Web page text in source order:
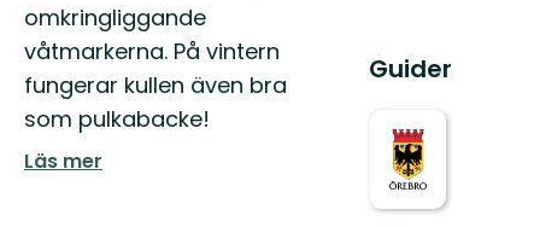
omkringliggande
våtmarkerna. På vintern
fungerar kullen även bra
som pulkabacke!
Läs mer
Guider